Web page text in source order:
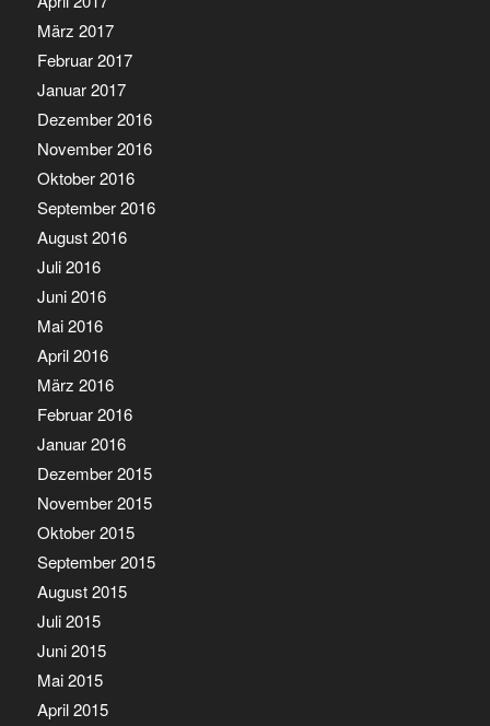
März 2017
Februar 2017
Januar 2017
Dezember 2016
November 2016
Oktober 2016
September 2016
August 2016
Juli 2016
Juni 2016
Mai 2016
April 2016
März 2016
Februar 2016
Januar 2016
Dezember 2015
November 2015
Oktober 2015
September 2015
August 2015
Juli 2015
Juni 2015
Mai 2015
April 2015